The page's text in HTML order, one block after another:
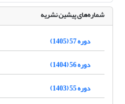
شماره‌های پیشین نشریه
دوره 57 (1405)
دوره 56 (1404)
دوره 55 (1403)